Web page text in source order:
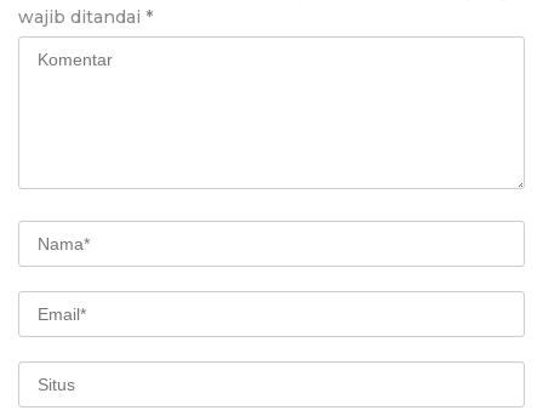
wajib ditandai *